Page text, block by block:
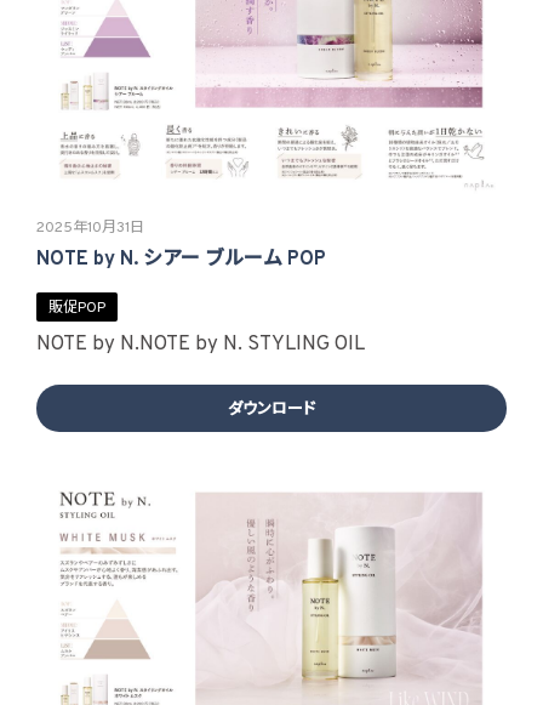
2025年10月31日
NOTE by N. シアー ブルーム POP
販促POP
NOTE by N.NOTE by N. STYLING OIL
ダウンロード